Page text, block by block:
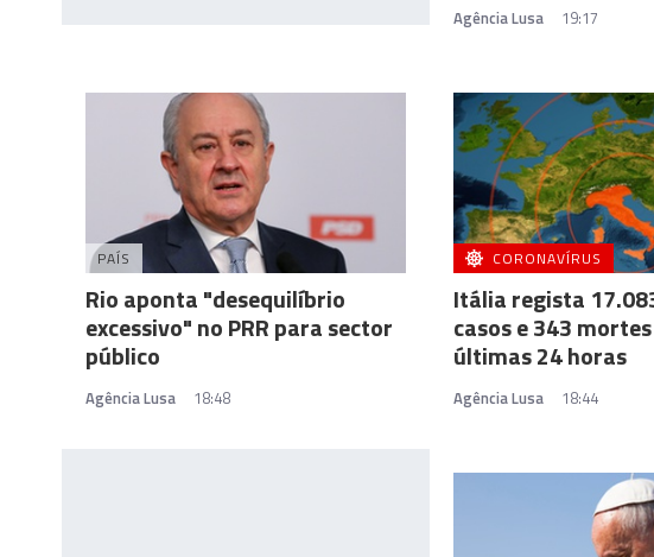
Agência Lusa 19:17
PAÍS
Rio aponta "desequilíbrio
excessivo" no PRR para sector
público
Agência Lusa 18:48
CORONAVÍRUS
Itália regista
casos e 343
últimas 24 horas
Agência Lusa 18:44